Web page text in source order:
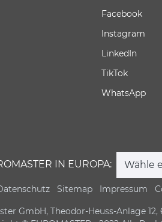
Facebook
Instagram
LinkedIn
TikTok
WhatsApp
IN EUROPA: Wähle
Sitemap Impressum
GmbH, Theodor-Heuss-Anlage 12,